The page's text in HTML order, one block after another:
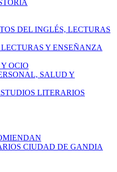
DEL INGLÉS, LECTURAS
Y ENSEÑANZA
OCIO
SALUD Y
LITERARIOS
CIUDAD DE GANDIA